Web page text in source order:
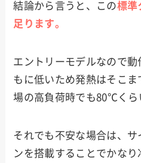
結論から言うと、この標準
足ります。
エントリーモデルなので
もに低いため発熱はそこ
場の高負荷時でも80℃くら
それでも不安な場合は、サ
ンを搭載することでかな